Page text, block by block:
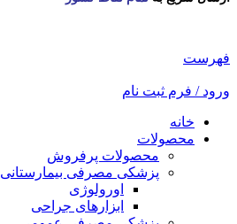
فهرست
ورود / فرم ثبت نام
خانه
محصولات
محصولات پرفروش
پزشکی مصرفی بیمارستانی
اورولوژی
ابزارهای جراحی